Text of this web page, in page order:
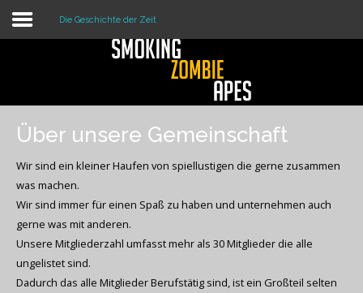
Home
Dienste
Über uns
Rechtliches
Die Geschichte der Zeit
Über unsere Gemeinschaft
Wir sind ein kleiner Haufen von spiellustigen die gerne zusammen
was machen.
Wir sind immer für einen Spaß zu haben und unternehmen auch
gerne was mit anderen.
Unsere Mitgliederzahl umfasst mehr als 30 Mitglieder die alle
ungelistet sind.
Dadurch das alle Mitglieder Berufstätig sind, ist ein Großteil selten